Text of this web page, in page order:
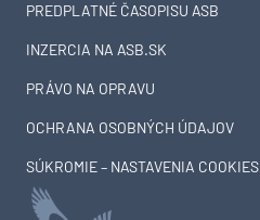
PREDPLATNÉ ČASOPISU ASB
INZERCIA NA ASB.SK
PRÁVO NA OPRAVU
OCHRANA OSOBNÝCH ÚDAJOV
SÚKROMIE – NASTAVENIA COOKIES